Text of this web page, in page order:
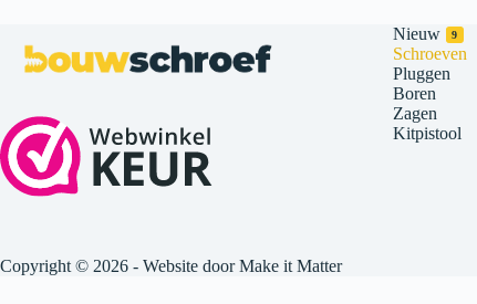
Nieuw 9
Schroeven
Pluggen
Boren
Zagen
Kitpistool
Copyright © 2026 - Website door Make it Matter